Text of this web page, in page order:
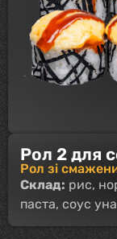
Рол 2 для
Рол зі
Склад: рис,
паста, соус